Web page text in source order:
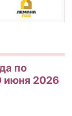
по
июня 2026